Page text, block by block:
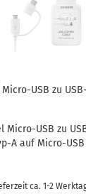
​​USB zu
Micro-​USB zu
A auf Micro-​USB
ca. 1-2